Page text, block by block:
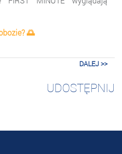
🌅
DALEJ >>
UDOSTĘPNIJ